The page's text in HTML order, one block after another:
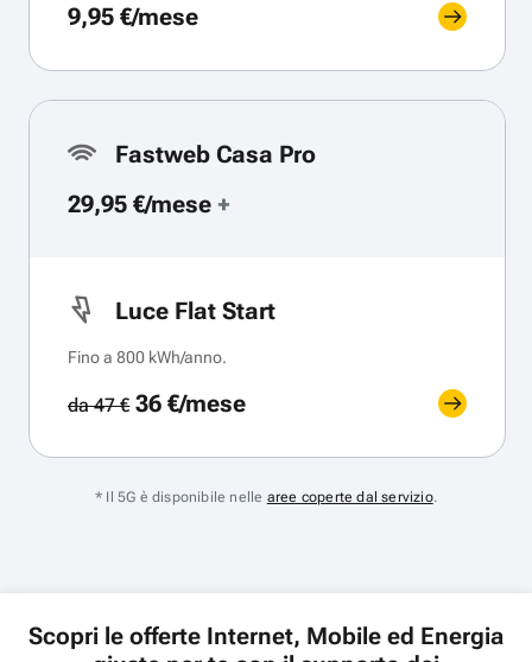
9,95 €/mese
Fastweb Casa Pro
29,95 €/mese +
Luce Flat Start
Fino a 800 kWh/anno.
da 47 €36 €/mese
* Il 5G è disponibile nelle aree coperte dal servizio.
Scopri le offerte Internet, Mobile ed Energia